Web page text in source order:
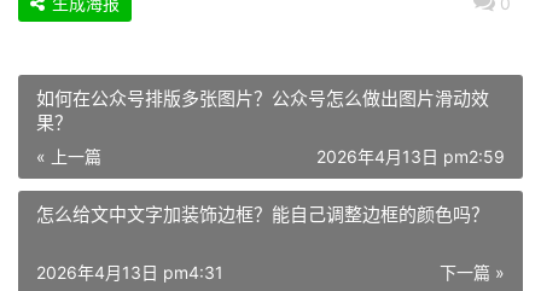
如何在公众号排版多张图片？公众号怎么做出图片滑动效
果？
« 上一篇 2026年4月13日 pm2:59
怎么给文中文字加装饰边框？能自己调整边框的颜色吗？
下一篇 »
2026年4月13日 pm4:31